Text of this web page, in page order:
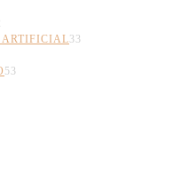
ARTIFICIAL33
53